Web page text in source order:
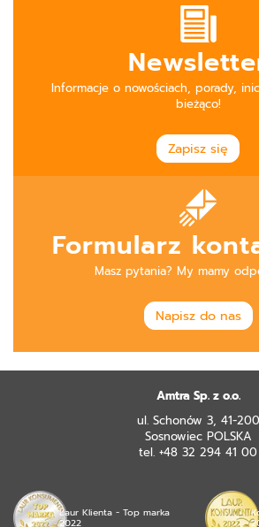
Informacje o nowościach, porady,
bieżąco!
Zapisz się
Formularz
Masz pytania? My mamy
Napisz do nas
Amtra Sp. z o.o.
ul. Schonów 3, 41-200
Sosnowiec POLSKA
tel. +48 32 294 41 00
Laur Klienta - Top marka
2022